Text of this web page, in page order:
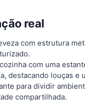
real
com estrutura
com uma
destacando louças e
para dividir
compartilhada.